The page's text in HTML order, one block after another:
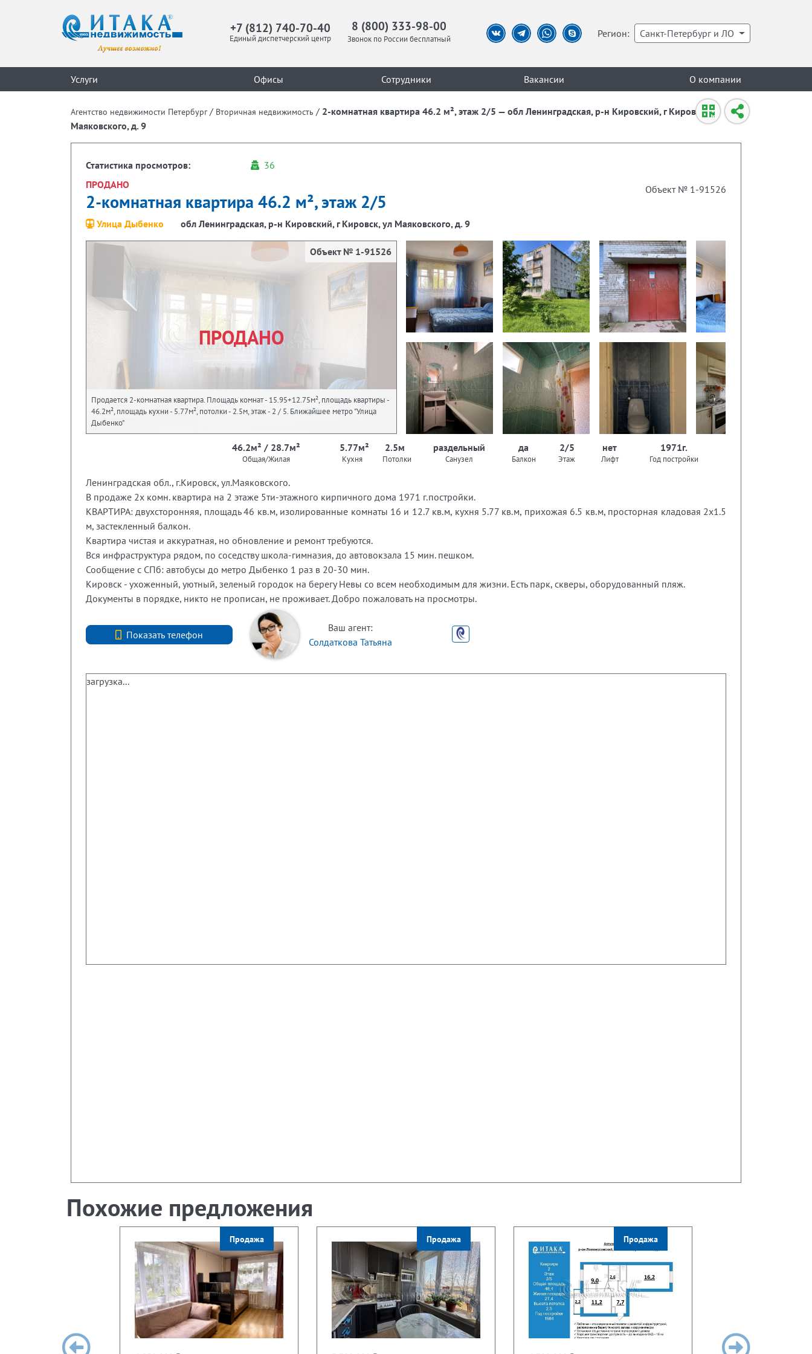
+7 (812) 740-70-40
Единый диспетчерский центр
8 (800) 333-98-00
Звонок по России бесплатный Регион: Санкт-Петербург и ЛО
Услуги Офисы Сотрудники Вакансии О компании
Агентство недвижимости Петербург / Вторичная недвижимость / 2-комнатная квартира 46.2 м², этаж 2/5 — обл Ленинградская, р-н Кировский, г Кировск, ул
Маяковского, д. 9
Статистика просмотров:
36
ПРОДАНО
2-комнатная квартира 46.2 м², этаж 2/5
Объект № 1-91526
Улица Дыбенко обл Ленинградская, р-н Кировский, г Кировск, ул Маяковского, д. 9
ПРОДАНО
Объект № 1-91526
Продается 2-комнатная квартира. Площадь комнат - 15.95+12.75м², площадь квартиры -
46.2м², площадь кухни - 5.77м², потолки - 2.5м, этаж - 2 / 5. Ближайшее метро "Улица
Дыбенко"
46.2м² / 28.7м²
Общая/Жилая
5.77м²
Кухня
2.5м
Потолки
раздельный
Санузел
да
Балкон
2/5
Этаж
нет
Лифт
1971г.
Год постройки
Ленинградская обл., г.Кировск, ул.Маяковского.
В продаже 2х комн. квартира на 2 этаже 5ти-этажного кирпичного дома 1971 г.постройки.
КВАРТИРА: двухсторонняя, площадь 46 кв.м, изолированные комнаты 16 и 12.7 кв.м, кухня 5.77 кв.м, прихожая 6.5 кв.м, просторная кладовая 2х1.5
м, застекленный балкон.
Квартира чистая и аккуратная, но обновление и ремонт требуются.
Вся инфраструктура рядом, по соседству школа-гимназия, до автовокзала 15 мин. пешком.
Сообщение с СПб: автобусы до метро Дыбенко 1 раз в 20-30 мин.
Кировск - ухоженный, уютный, зеленый городок на берегу Невы со всем необходимым для жизни. Есть парк, скверы, оборудованный пляж.
Документы в порядке, никто не прописан, не проживает. Добро пожаловать на просмотры.
Показать телефон
+7 (812) 740-70-40
Ваш агент:
Солдаткова Татьяна
загрузка...
Похожие предложения
Продажа Продажа Продажа